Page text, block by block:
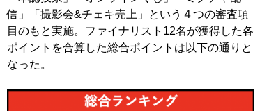
信」「撮影会&チェキ売上」という４つの審査項
目のもと実施。ファイナリスト12名が獲得した各
ポイントを合算した総合ポイントは以下の通りと
なった。